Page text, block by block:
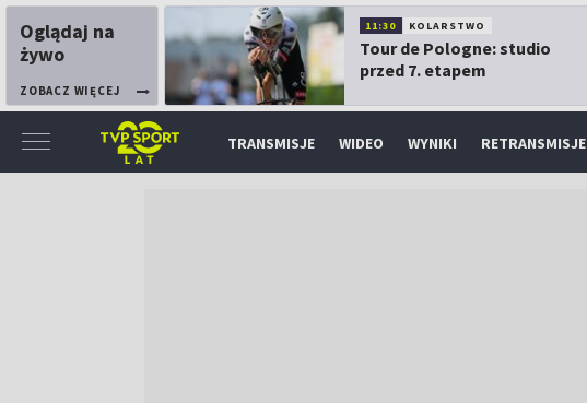
Oglądaj na
żywo
ZOBACZ WIĘCEJ
11:30 KOLARSTWO
Tour de Pologne: studio
przed 7. etapem
TRANSMISJE WIDEO WYNIKI RETRANSMISJE